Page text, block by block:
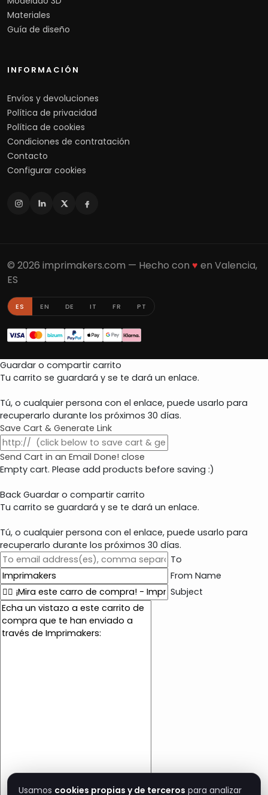
Materiales
Guía de diseño
INFORMACIÓN
Envíos y devoluciones
Política de privacidad
Política de cookies
Condiciones de contratación
Contacto
Configurar cookies
© 2026 imprimakers.com — Hecho con ♥ en Valencia,
ES
ES EN DE IT FR PT
Guardar o compartir carrito
Tu carrito se guardará y se te dará un enlace.
Tú, o cualquier persona con el enlace, puede usarlo para
recuperarlo durante los próximos 30 días.
Save Cart & Generate Link
Send Cart in an Email Done! close
Empty cart. Please add products before saving :)
Back Guardar o compartir carrito
Tu carrito se guardará y se te dará un enlace.
Tú, o cualquier persona con el enlace, puede usarlo para
recuperarlo durante los próximos 30 días.
To
From Name
Subject
E
m
a
Usamos cookies propias y de terceros para analizar